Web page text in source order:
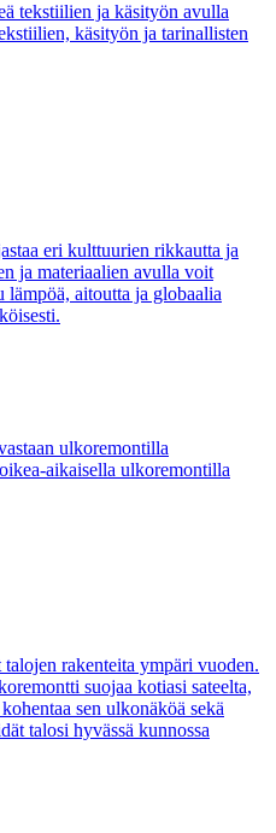
tekstiilien ja käsityön avulla
käsityön ja tarinallisten
eri kulttuurien rikkautta ja
ja materiaalien avulla voit
lämpöä, aitoutta ja globaalia
ulkoremontilla
aikaisella ulkoremontilla
talojen rakenteita ympäri vuoden.
suojaa kotiasi sateelta,
sen ulkonäköä sekä
talosi hyvässä kunnossa